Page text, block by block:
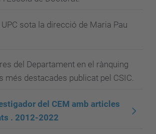
sota la direcció de Maria Pau
del Departament en el rànquing
més destacades publicat pel CSIC.
del CEM amb articles
. 2012-2022